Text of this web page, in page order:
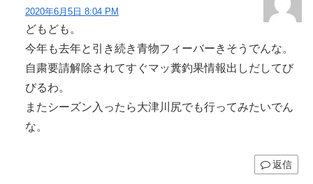
2020年6月5日 8:04 PM
どもども。
今年も去年と引き続き青物フィーバーきそうでんな。
自粛要請解除されてすぐマッ糞釣果情報出しだしてび
びるわ。
またシーズン入ったら大津川尻でも行ってみたいでん
な。
返信